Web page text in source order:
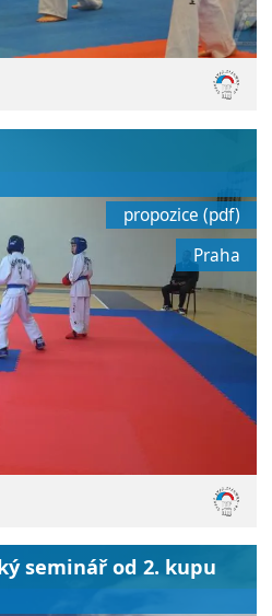
propozice (pdf)
Praha
seminář od 2. kupu